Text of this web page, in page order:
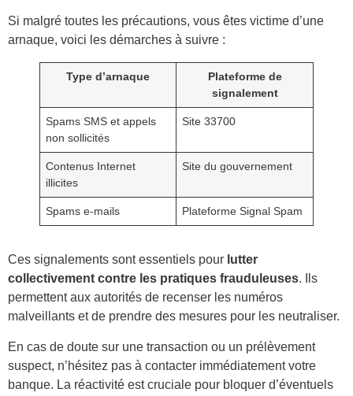
Si malgré toutes les précautions, vous êtes victime d’une
arnaque, voici les démarches à suivre :
Type d’arnaque
Plateforme de
signalement
Spams SMS et appels
non sollicités
Site 33700
Contenus Internet
illicites
Site du gouvernement
Spams e-mails Plateforme Signal Spam
Ces signalements sont essentiels pour lutter
collectivement contre les pratiques frauduleuses. Ils
permettent aux autorités de recenser les numéros
malveillants et de prendre des mesures pour les neutraliser.
En cas de doute sur une transaction ou un prélèvement
suspect, n’hésitez pas à contacter immédiatement votre
banque. La réactivité est cruciale pour bloquer d’éventuels